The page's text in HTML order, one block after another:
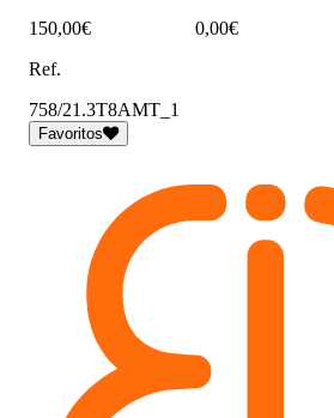
150,00€ 0,00€
Ref.
758/21.3T8AMT_1
Favoritos